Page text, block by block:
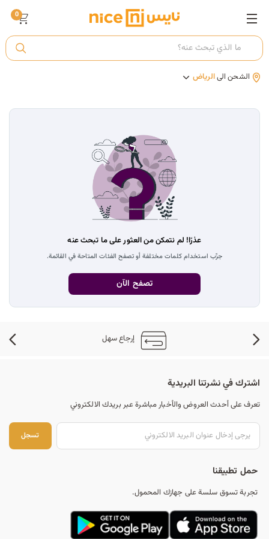
أ الشحن الىالرياض
0
عذرًا! لم نتمكن من العثور على ما تبحث عنه
جرِّب استخدام كلمات مختلفة أو تصفح الفئات المتاحة في القائمة.
تصفح الآن
إرجاع سهل
اشترك في نشرتنا البريدية
تعرف على أحدث العروض والأخبار مباشرة عبر بريدك الالكتروني
تسجل
حمل تطبيقنا
تجربة تسوق سلسة على جهازك المحمول.